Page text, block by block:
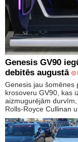
Genesis GV90
debitēs augustā
Genesis jau šomēnes
krosoveru GV90, kas
aizmugurējām
Rolls-Royce Cullinan